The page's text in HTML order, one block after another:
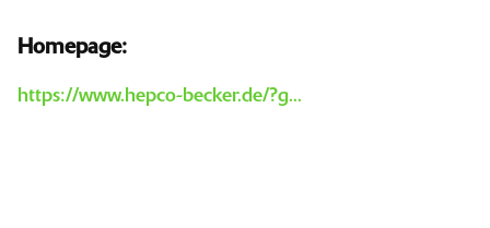
Homepage:
https://www.hepco-becker.de/?g...